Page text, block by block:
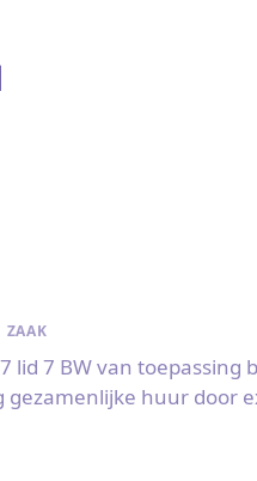
ZAAK
lid 7 BW van toepassing
gezamenlijke huur door